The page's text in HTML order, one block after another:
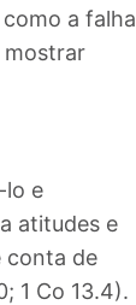
a falha
mostrar
lo e
atitudes e
conta de
1 Co 13.4).